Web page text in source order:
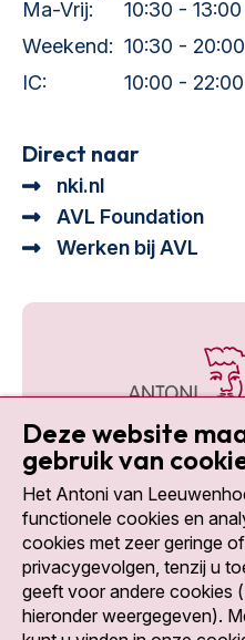
Ma-Vrij:
10:30 -
Weekend: 10:30 - 20:00
IC:
10:00 - 22:00
Direct naar
nki.nl
AVL Foundation
Werken bij AVL
Social media
Deze website
gebruik van
Het Antoni van
functionele cookies en
cookies met zeer geringe
privacygevolgen, tenzij u
geeft voor andere cookies
hieronder weergegeven).